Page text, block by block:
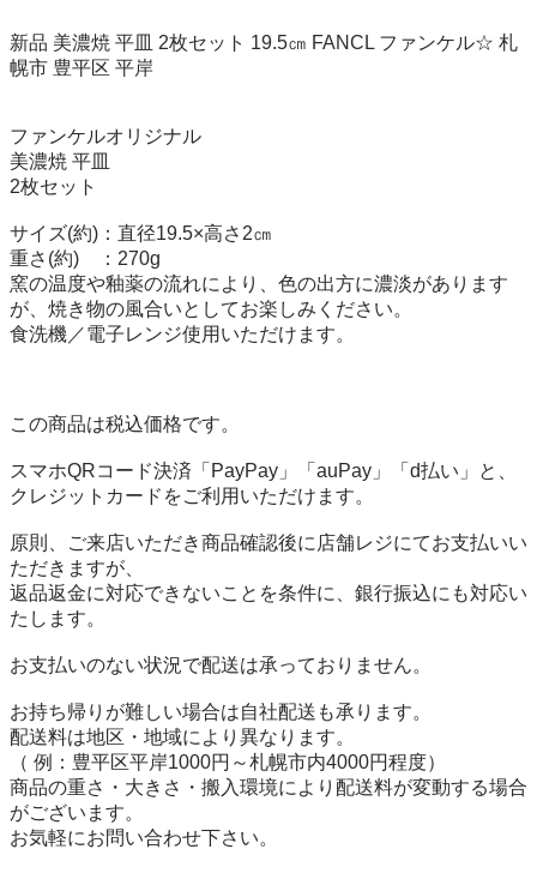
新品 美濃焼 平皿 2枚セット 19.5㎝ FANCL ファンケル☆ 札
幌市 豊平区 平岸
ファンケルオリジナル
美濃焼 平皿
2枚セット
サイズ(約)：直径19.5×高さ2㎝
重さ(約)　：270g
窯の温度や釉薬の流れにより、色の出方に濃淡があります
が、焼き物の風合いとしてお楽しみください。
食洗機／電子レンジ使用いただけます。
この商品は税込価格です。
スマホQRコード決済「PayPay」「auPay」「d払い」と、
クレジットカードをご利用いただけます。
原則、ご来店いただき商品確認後に店舗レジにてお支払いい
ただきますが、
返品返金に対応できないことを条件に、銀行振込にも対応い
たします。
お支払いのない状況で配送は承っておりません。
お持ち帰りが難しい場合は自社配送も承ります。
配送料は地区・地域により異なります。
（ 例：豊平区平岸1000円～札幌市内4000円程度）
商品の重さ・大きさ・搬入環境により配送料が変動する場合
がございます。
お気軽にお問い合わせ下さい。